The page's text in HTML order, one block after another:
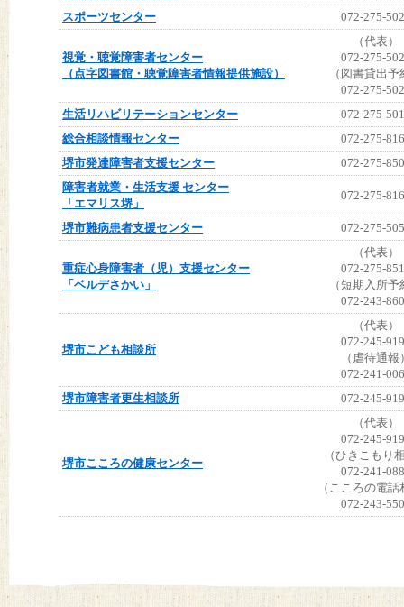
スポーツセンター
072-275-
視覚・聴覚障害者センター
（点字図書館・聴覚障害者情報提供施設）
（代表）
072-275-
（図書貸出予
072-275-
生活リハビリテーションセンター
072-275-
総合相談情報センター
072-275-
堺市発達障害者支援センター
072-275-
障害者就業・生活支援 センター
「エマリス堺」
072-275-
堺市難病患者支援センター 072-275-
重症心身障害者（児）支援センター
「ベルデさかい」
（代表）
072-275-
（短期入所予
072-243-
堺市こども相談所
（代表）
072-245-
（虐待通報
072-241-
堺市障害者更生相談所
072-245-
堺市こころの健康センター
（代表）
072-245-
（ひきこもり
072-241-
（こころの電
072-243-